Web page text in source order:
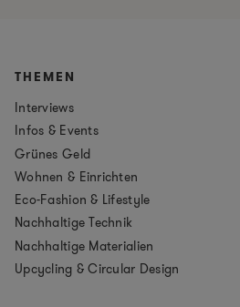
THEMEN
Interviews
Infos & Events
Grünes Geld
Wohnen & Einrichten
Eco-Fashion & Lifestyle
Nachhaltige Technik
Nachhaltige Materialien
Upcycling & Circular Design